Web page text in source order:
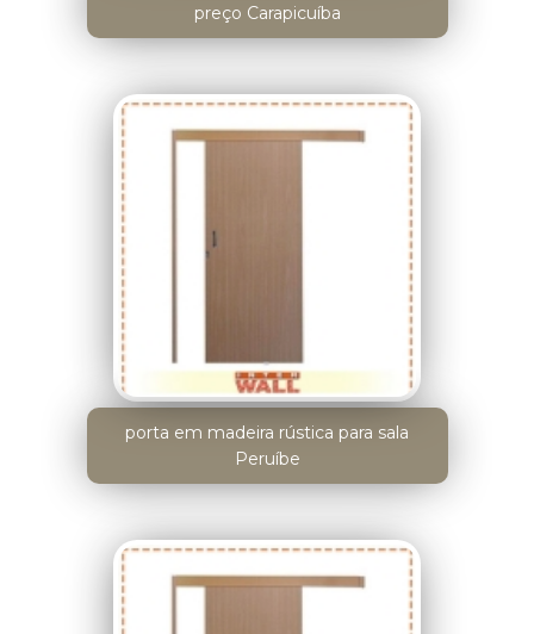
preço Carapicuíba
porta em madeira rústica para sala
Peruíbe